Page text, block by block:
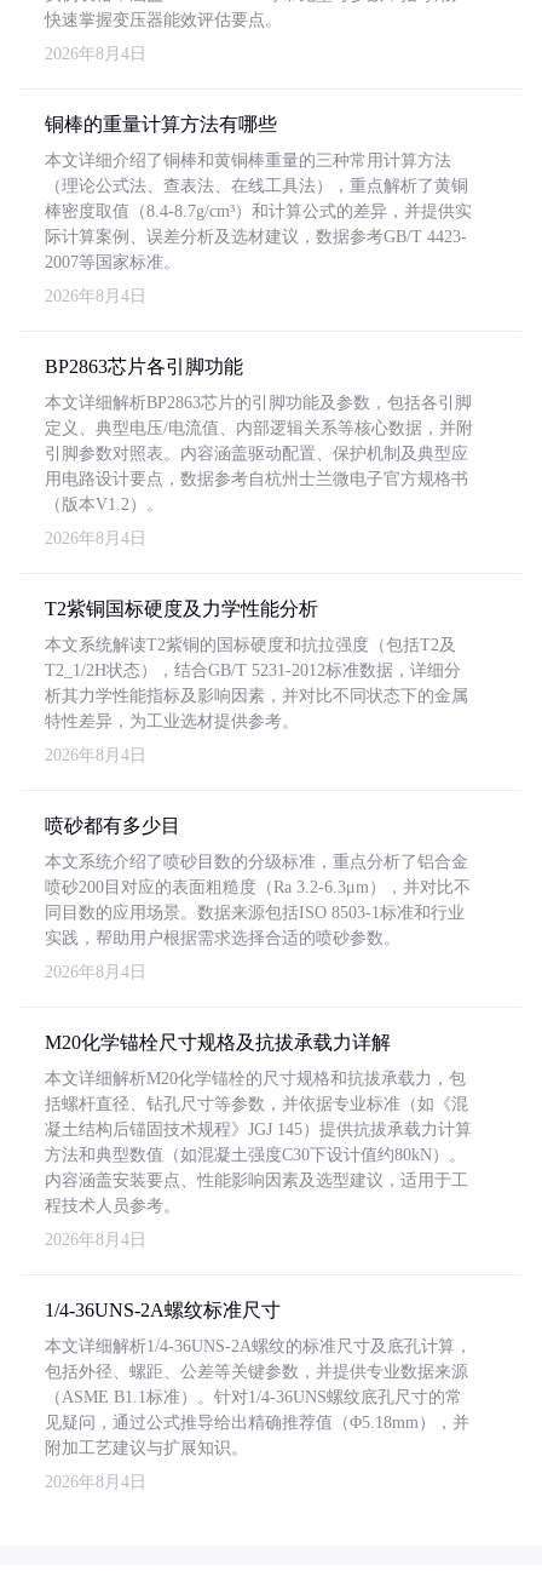
快速掌握变压器能效评估要点。
2026年8月4日
铜棒的重量计算方法有哪些
本文详细介绍了铜棒和黄铜棒重量的三种常用计算方法
（理论公式法、查表法、在线工具法），重点解析了黄铜
棒密度取值（8.4-8.7g/cm³）和计算公式的差异，并提供实
际计算案例、误差分析及选材建议，数据参考GB/T 4423-
2007等国家标准。
2026年8月4日
BP2863芯片各引脚功能
本文详细解析BP2863芯片的引脚功能及参数，包括各引脚
定义、典型电压/电流值、内部逻辑关系等核心数据，并附
引脚参数对照表。内容涵盖驱动配置、保护机制及典型应
用电路设计要点，数据参考自杭州士兰微电子官方规格书
（版本V1.2）。
2026年8月4日
T2紫铜国标硬度及力学性能分析
本文系统解读T2紫铜的国标硬度和抗拉强度（包括T2及
T2_1/2H状态），结合GB/T 5231-2012标准数据，详细分
析其力学性能指标及影响因素，并对比不同状态下的金属
特性差异，为工业选材提供参考。
2026年8月4日
喷砂都有多少目
本文系统介绍了喷砂目数的分级标准，重点分析了铝合金
喷砂200目对应的表面粗糙度（Ra 3.2-6.3μm），并对比不
同目数的应用场景。数据来源包括ISO 8503-1标准和行业
实践，帮助用户根据需求选择合适的喷砂参数。
2026年8月4日
M20化学锚栓尺寸规格及抗拔承载力详解
本文详细解析M20化学锚栓的尺寸规格和抗拔承载力，包
括螺杆直径、钻孔尺寸等参数，并依据专业标准（如《混
凝土结构后锚固技术规程》JGJ 145）提供抗拔承载力计算
方法和典型数值（如混凝土强度C30下设计值约80kN）。
内容涵盖安装要点、性能影响因素及选型建议，适用于工
程技术人员参考。
2026年8月4日
1/4-36UNS-2A螺纹标准尺寸
本文详细解析1/4-36UNS-2A螺纹的标准尺寸及底孔计算，
包括外径、螺距、公差等关键参数，并提供专业数据来源
（ASME B1.1标准）。针对1/4-36UNS螺纹底孔尺寸的常
见疑问，通过公式推导给出精确推荐值（Φ5.18mm），并
附加工艺建议与扩展知识。
2026年8月4日